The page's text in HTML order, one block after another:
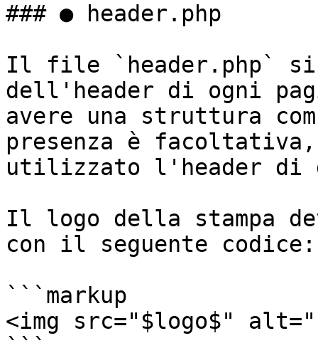
### ● header.php
Il file `header.php` si
dell'header di ogni
avere una struttura
presenza è
utilizzato l'header di
Il logo della stampa
con il seguente codice:
```markup
<img src="$logo$"
```